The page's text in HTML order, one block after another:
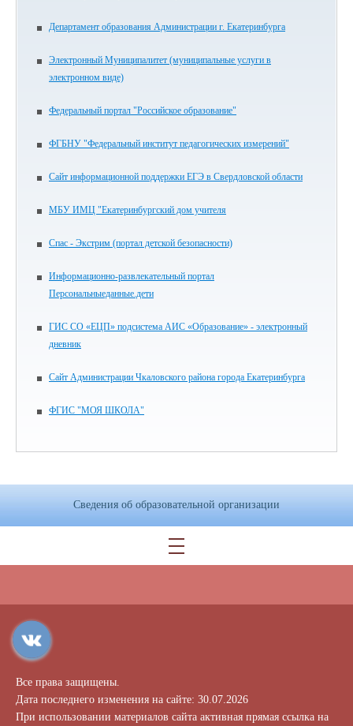
Департамент образования Администрации г. Екатеринбурга
Электронный Муниципалитет (муниципальные услуги в
электронном виде)
Федеральный портал "Российское образование"
ФГБНУ "Федеральный институт педагогических измерений"
Сайт информационной поддержки ЕГЭ в Свердловской области
МБУ ИМЦ "Екатеринбургский дом учителя
Спас - Экстрим (портал детской безопасности)
Информационно-развлекательный портал
Персональныеданные.дети
ГИС СО «ЕЦП» подсистема АИС «Образование» - электронный
дневник
Сайт Администрации Чкаловского района города Екатеринбурга
ФГИС "МОЯ ШКОЛА"
Сведения об образовательной организации
Все права защищены.
Дата последнего изменения на сайте: 30.07.2026
При использовании материалов сайта активная прямая ссылка на